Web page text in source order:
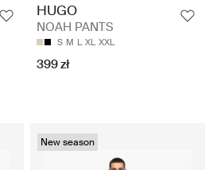
HUGO
NOAH PANTS
S M L XL XXL
399 zł
New season